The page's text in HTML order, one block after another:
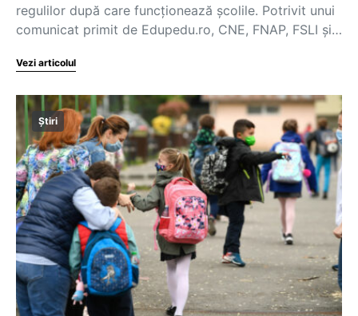
regulilor după care funcționează școlile. Potrivit unui
comunicat primit de Edupedu.ro, CNE, FNAP, FSLI și…
Vezi articolul
Știri